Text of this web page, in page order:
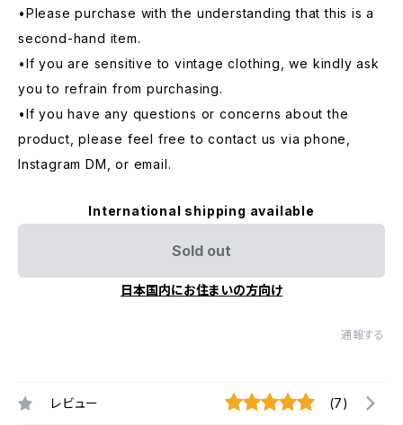
•Please purchase with the understanding that this is a
second-hand item.
•If you are sensitive to vintage clothing, we kindly ask
you to refrain from purchasing.
•If you have any questions or concerns about the
product, please feel free to contact us via phone,
Instagram DM, or email.
International shipping available
Sold out
日本国内にお住まいの方向け
通報する
レビュー (7)